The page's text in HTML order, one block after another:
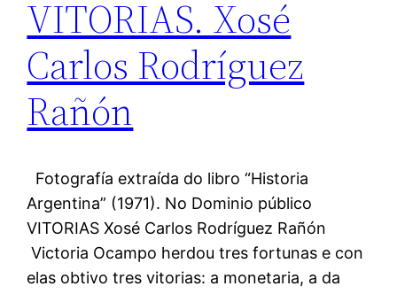
VITORIAS. Xosé
Carlos Rodríguez
Rañón
Fotografía extraída do libro “Historia
Argentina” (1971). No Dominio público
VITORIAS Xosé Carlos Rodríguez Rañón
Victoria Ocampo herdou tres fortunas e con
elas obtivo tres vitorias: a monetaria, a da